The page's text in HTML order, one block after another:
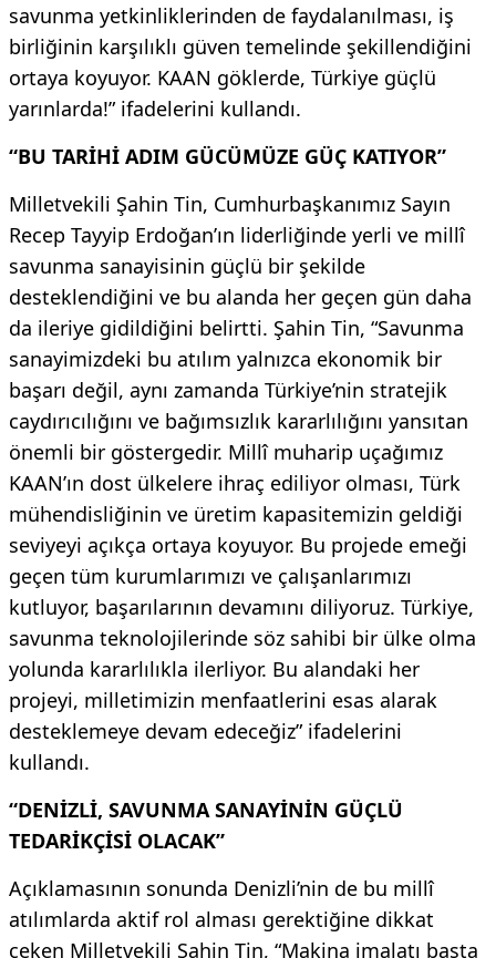
savunma yetkinliklerinden de faydalanılması, iş
birliğinin karşılıklı güven temelinde şekillendiğini
ortaya koyuyor. KAAN göklerde, Türkiye güçlü
yarınlarda!” ifadelerini kullandı.
“BU TARİHİ ADIM GÜCÜMÜZE GÜÇ KATIYOR”
Milletvekili Şahin Tin, Cumhurbaşkanımız Sayın
Recep Tayyip Erdoğan’ın liderliğinde yerli ve millî
savunma sanayisinin güçlü bir şekilde
desteklendiğini ve bu alanda her geçen gün daha
da ileriye gidildiğini belirtti. Şahin Tin, “Savunma
sanayimizdeki bu atılım yalnızca ekonomik bir
başarı değil, aynı zamanda Türkiye’nin stratejik
caydırıcılığını ve bağımsızlık kararlılığını yansıtan
önemli bir göstergedir. Millî muharip uçağımız
KAAN’ın dost ülkelere ihraç ediliyor olması, Türk
mühendisliğinin ve üretim kapasitemizin geldiği
seviyeyi açıkça ortaya koyuyor. Bu projede emeği
geçen tüm kurumlarımızı ve çalışanlarımızı
kutluyor, başarılarının devamını diliyoruz. Türkiye,
savunma teknolojilerinde söz sahibi bir ülke olma
yolunda kararlılıkla ilerliyor. Bu alandaki her
projeyi, milletimizin menfaatlerini esas alarak
desteklemeye devam edeceğiz” ifadelerini
kullandı.
“DENİZLİ, SAVUNMA SANAYİNİN GÜÇLÜ
TEDARİKÇİSİ OLACAK”
Açıklamasının sonunda Denizli’nin de bu millî
atılımlarda aktif rol alması gerektiğine dikkat
çeken Milletvekili Şahin Tin, “Makina imalatı başta